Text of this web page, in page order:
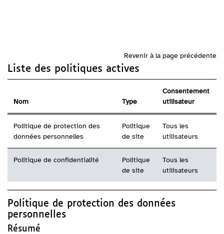
Revenir à la page précédente
Liste des politiques actives
Nom Type
Consentement
utilisateur
Politique de protection des
données personnelles
Politique
de site
Tous les
utilisateurs
Politique de confidentialité
Politique
de site
Tous les
utilisateurs
Politique de protection des données
personnelles
Résumé